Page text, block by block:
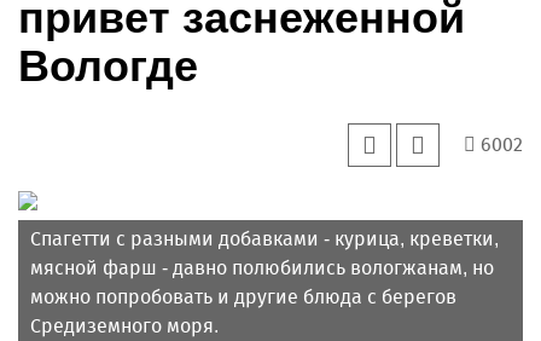
привет заснеженной
Вологде
6002
Спагетти с разными добавками - курица, креветки,
мясной фарш - давно полюбились вологжанам, но
можно попробовать и другие блюда с берегов
Средиземного моря.